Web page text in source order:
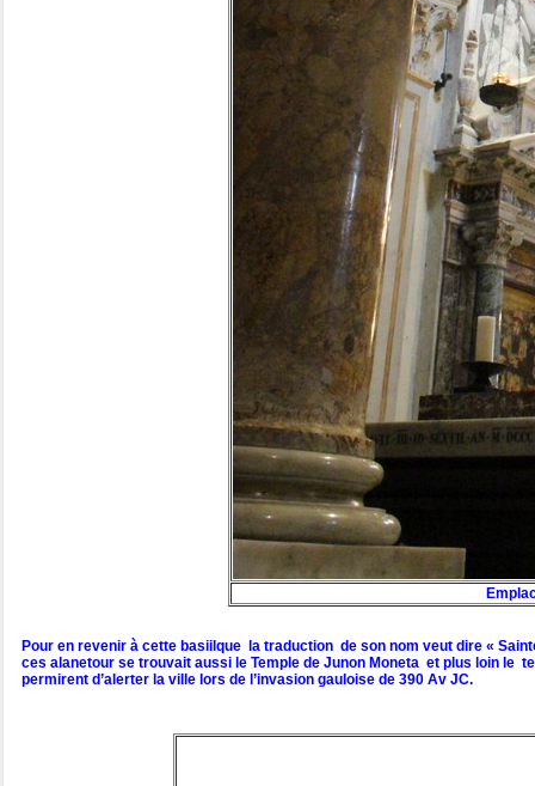
Pour en revenir à cette basiilque la traduction de son nom veut dire «
ces alanetour se trouvait aussi le Temple de Junon Moneta et plus loin le
permirent d’alerter la ville lors de l’invasion gauloise de 390 Av JC.